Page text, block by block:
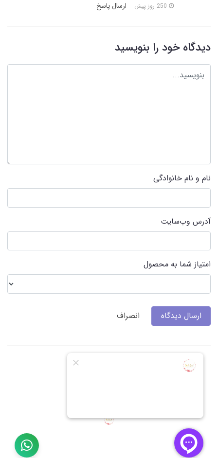
ارسال پاسخ
دیدگاه خود را بنویسید
نام و نام خانوادگی
آدرس وب‌سایت
امتیاز شما به محصول
ارسال دیدگاه انصراف